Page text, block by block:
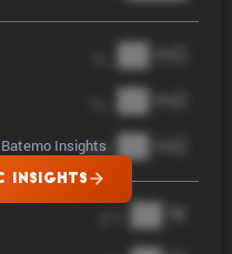
██ mΩ
██ mΩ
DCIR ██ mΩ
██ W
Insights
INSIGHTS